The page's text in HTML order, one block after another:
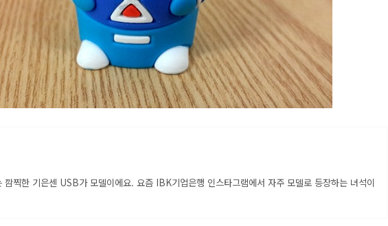
깜찍한 기은센 USB가 모델이에요. 요즘 IBK기업은행 인스타그램에서 자주 모델로 등장하는 녀석이